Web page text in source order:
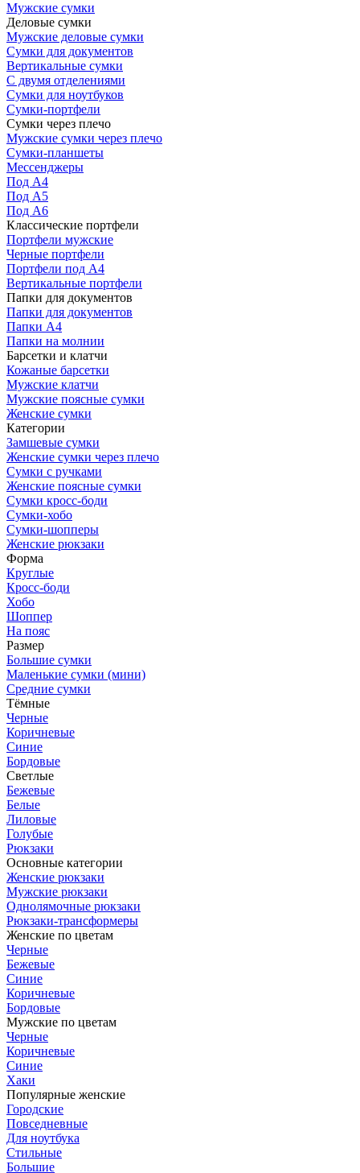
Мужские сумки
Деловые сумки
Мужские деловые сумки
Сумки для документов
Вертикальные сумки
С двумя отделениями
Сумки для ноутбуков
Сумки-портфели
Сумки через плечо
Мужские сумки через плечо
Сумки-планшеты
Мессенджеры
Под А4
Под А5
Под А6
Классические портфели
Портфели мужские
Черные портфели
Портфели под А4
Вертикальные портфели
Папки для документов
Папки для документов
Папки А4
Папки на молнии
Барсетки и клатчи
Кожаные барсетки
Мужские клатчи
Мужские поясные сумки
Женские сумки
Категории
Замшевые сумки
Женские сумки через плечо
Сумки с ручками
Женские поясные сумки
Сумки кросс-боди
Сумки-хобо
Сумки-шопперы
Женские рюкзаки
Форма
Круглые
Кросс-боди
Хобо
Шоппер
На пояс
Размер
Большие сумки
Маленькие сумки (мини)
Средние сумки
Тёмные
Черные
Коричневые
Синие
Бордовые
Светлые
Бежевые
Белые
Лиловые
Голубые
Рюкзаки
Основные категории
Женские рюкзаки
Мужские рюкзаки
Однолямочные рюкзаки
Рюкзаки-трансформеры
Женские по цветам
Черные
Бежевые
Синие
Коричневые
Бордовые
Мужские по цветам
Черные
Коричневые
Синие
Хаки
Популярные женские
Городские
Повседневные
Для ноутбука
Стильные
Большие